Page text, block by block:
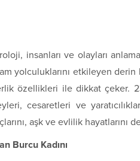
insanları ve olayları
yolculuklarını etkileyen
özellikleri ile dikkat çeker.
cesaretleri ve
aşk ve evlilik hayatlarını
Burcu Kadını